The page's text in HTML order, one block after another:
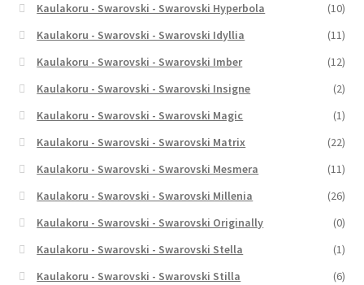
Kaulakoru - Swarovski - Swarovski Hyperbola
(10)
Kaulakoru - Swarovski - Swarovski Idyllia
(11)
Kaulakoru - Swarovski - Swarovski Imber
(12)
Kaulakoru - Swarovski - Swarovski Insigne
(2)
Kaulakoru - Swarovski - Swarovski Magic
(1)
Kaulakoru - Swarovski - Swarovski Matrix
(22)
Kaulakoru - Swarovski - Swarovski Mesmera
(11)
Kaulakoru - Swarovski - Swarovski Millenia
(26)
Kaulakoru - Swarovski - Swarovski Originally
(0)
Kaulakoru - Swarovski - Swarovski Stella
(1)
Kaulakoru - Swarovski - Swarovski Stilla
(6)